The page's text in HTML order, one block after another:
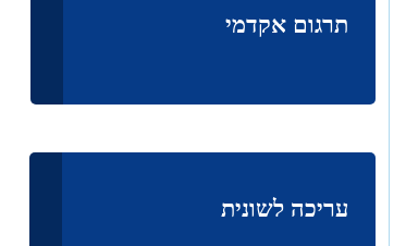
תרגום אקדמי
עריכה לשונית